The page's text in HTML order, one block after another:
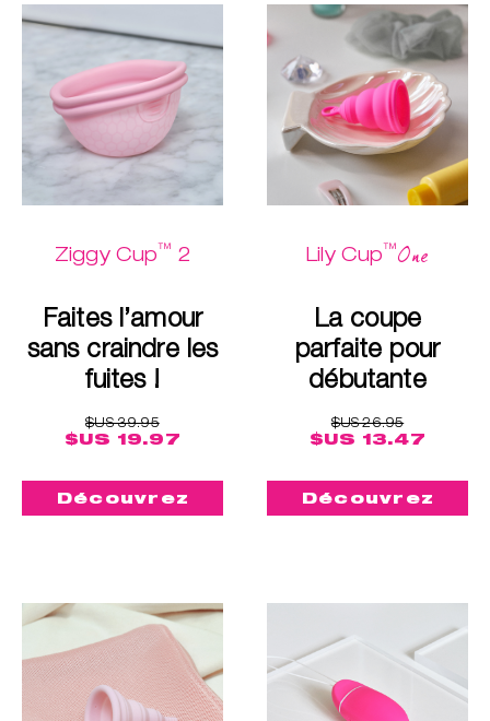
Ziggy Cup™ 2
Faites l’amour
sans craindre les
fuites !
$US 39.95
$US 19.97
Découvrez
Lily Cup™One
La coupe
parfaite pour
débutante
$US 26.95
$US 13.47
Découvrez